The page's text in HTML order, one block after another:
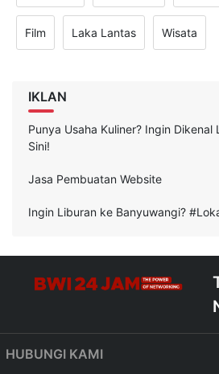
Film Laka Lantas Wisata
IKLAN
Punya Usaha Kuliner? Ingin Dikenal
Sini!
Jasa Pembuatan Website
Ingin Liburan ke Banyuwangi?
HUBUNGI KAMI